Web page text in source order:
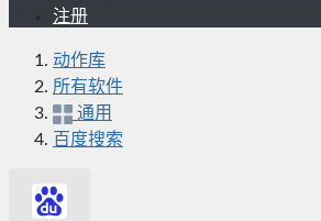
注册
动作库
所有软件
通用
百度搜索